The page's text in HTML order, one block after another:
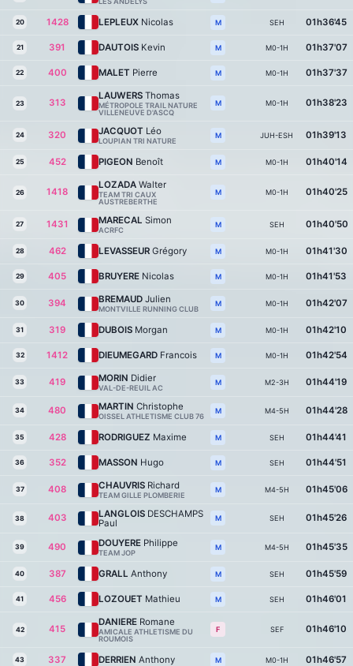
20 1428 LEPLEUX Nicolas M SEH 01h36'45
21 391 DAUTOIS Kevin M M0-1H 01h37'07
22 400 MALET Pierre M M0-1H 01h37'37
23 313
LAUWERS Thomas
MÉTROPOLE TRAIL NATURE
VILLENEUVE D'ASCQ
M M0-1H 01h38'23
24 320 JACQUOT Léo
LOUPIAN TRI NATURE
M JUH-ESH 01h39'13
25 452 PIGEON Benoît M M0-1H 01h40'14
26 1418
LOZADA Walter
TEAM TRI CAUX
AUSTREBERTHE
M M0-1H 01h40'25
27 1431 MARECAL Simon
ACRFC
M SEH 01h40'50
28 462 LEVASSEUR Grégory M M0-1H 01h41'30
29 405 BRUYERE Nicolas M M0-1H 01h41'53
30 394 BREMAUD Julien
MONTVILLE RUNNING CLUB
M M0-1H 01h42'07
31 319 DUBOIS Morgan M M0-1H 01h42'10
32 1412 DIEUMEGARD Francois M M0-1H 01h42'54
33 419 MORIN Didier
VAL-DE-REUIL AC
M M2-3H 01h44'19
34 480 MARTIN Christophe
OISSEL ATHLETISME CLUB 76
M M4-5H 01h44'28
35 428 RODRIGUEZ Maxime M SEH 01h44'41
36 352 MASSON Hugo M SEH 01h44'51
37 408 CHAUVRIS Richard
TEAM GILLE PLOMBERIE
M M4-5H 01h45'06
38 403 LANGLOIS DESCHAMPS
Paul
M SEH 01h45'26
39 490 DOUYERE Philippe
TEAM JOP
M M4-5H 01h45'35
40 387 GRALL Anthony M SEH 01h45'59
41 456 LOZOUET Mathieu M SEH 01h46'01
42 415
DANIERE Romane
AMICALE ATHLETISME DU
ROUMOIS
F SEF 01h46'10
43 337 DERRIEN Anthony M M0-1H 01h46'57